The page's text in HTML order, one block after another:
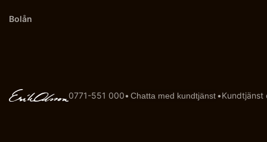
Bolån
0771-551 000• Chatta med kundtjänst•Kundtjänst